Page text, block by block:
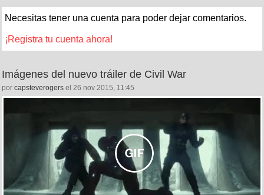
Necesitas tener una cuenta para poder dejar comentarios.
¡Registra tu cuenta ahora!
Imágenes del nuevo tráiler de Civil War
por capsteverogers el 26 nov 2015, 11:45